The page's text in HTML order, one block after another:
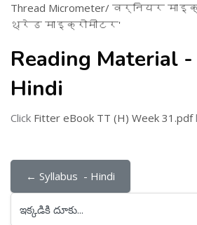
Thread Micrometer/ वर्नियर
थ्रेड माइक्रोमीटर'
Reading Material -
Hindi
Click Fitter eBook TT (H) Week 31.pdf
← Syllabus  - Hindi
ఇక్కడికి దూకు...